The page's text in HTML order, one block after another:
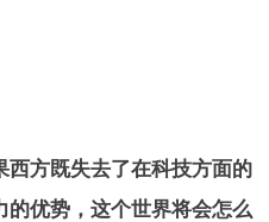
西方既失去了在科技方面的
优势，这个世界将会怎么